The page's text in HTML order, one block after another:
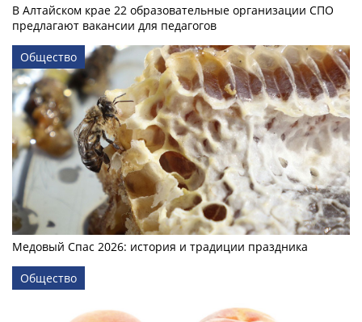
В Алтайском крае 22 образовательные организации СПО
предлагают вакансии для педагогов
Общество
Медовый Спас 2026: история и традиции праздника
Общество